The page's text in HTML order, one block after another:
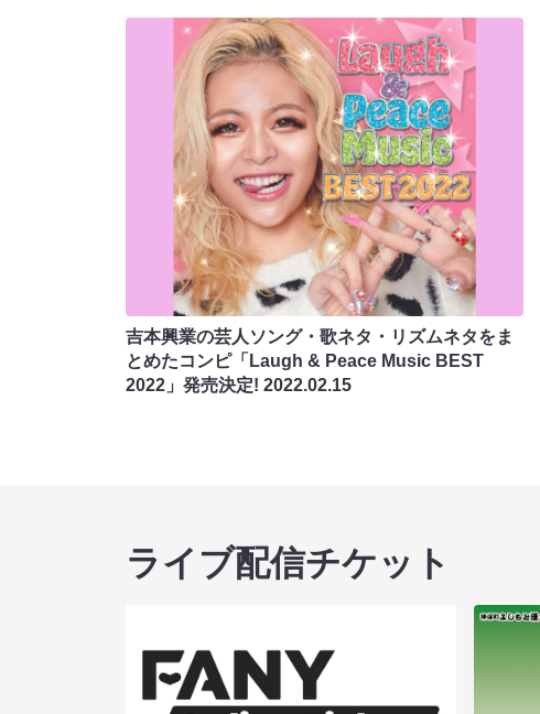
吉本興業の芸人ソング・歌ネタ・リズムネタをま
とめたコンピ「Laugh & Peace Music BEST
2022」発売決定! 2022.02.15
ライブ配信チケット